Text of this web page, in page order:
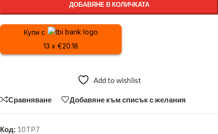
ДОБАВЯНЕ В КОЛИЧКАТА
Купи с
13 x €20.18
Add to wishlist
Сравняване Добавяне към списък с желания
Код: 10TP7